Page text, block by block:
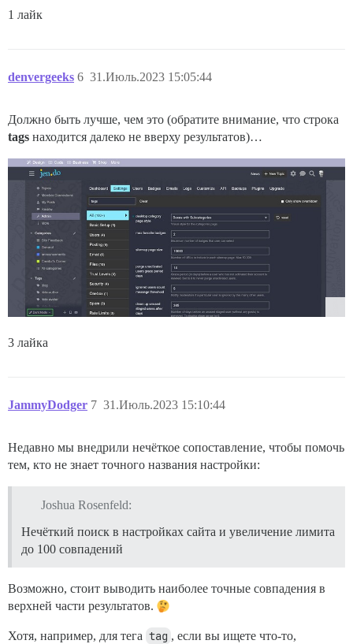
1 лайк
denvergeeks 31.Июль.2023 15:05:44
6
Должно быть лучше, чем это (обратите внимание, что строка
tags находится далеко не вверху результатов)…
3 лайка
JammyDodger 31.Июль.2023 15:10:44
7
Недавно мы внедрили нечёткое сопоставление, чтобы помочь
тем, кто не знает точного названия настройки:
Joshua Rosenfeld:
Нечёткий поиск в настройках сайта и увеличение лимита
до 100 совпадений
Возможно, стоит выводить наиболее точные совпадения в
верхней части результатов.
Хотя, например, для тега tag , если вы ищете что-то,